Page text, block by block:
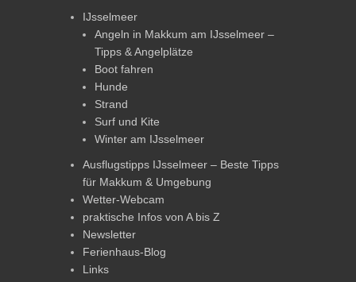
IJsselmeer
Angeln in Makkum am IJsselmeer –
Tipps & Angelplätze
Boot fahren
Hunde
Strand
Surf und Kite
Winter am IJsselmeer
Ausflugstipps IJsselmeer – Beste Tipps
für Makkum & Umgebung
Wetter-Webcam
praktische Infos von A bis Z
Newsletter
Ferienhaus-Blog
Links